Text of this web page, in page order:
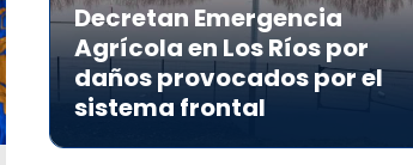
Decretan Emergencia
Agrícola en Los Ríos por
daños provocados por el
sistema frontal